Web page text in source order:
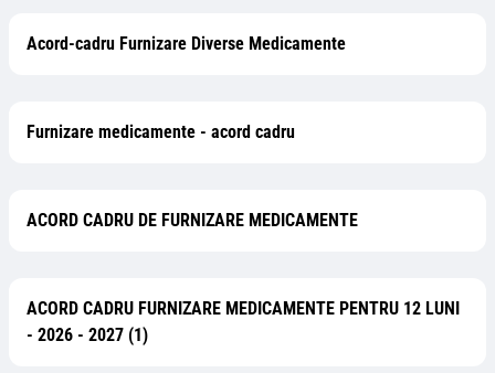
Acord-cadru Furnizare Diverse Medicamente
Furnizare medicamente - acord cadru
ACORD CADRU DE FURNIZARE MEDICAMENTE
ACORD CADRU FURNIZARE MEDICAMENTE PENTRU 12 LUNI
- 2026 - 2027 (1)